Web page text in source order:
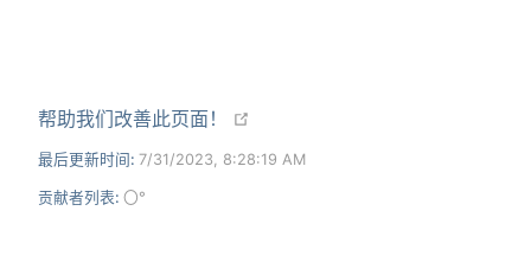
帮助我们改善此页面！
最后更新时间: 7/31/2023, 8:28:19 AM
贡献者列表: 〇°